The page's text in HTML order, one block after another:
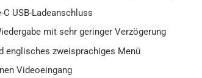
C USB-Ladeanschluss
mit sehr geringer Verzögerung
englisches zweisprachiges Menü
Videoeingang